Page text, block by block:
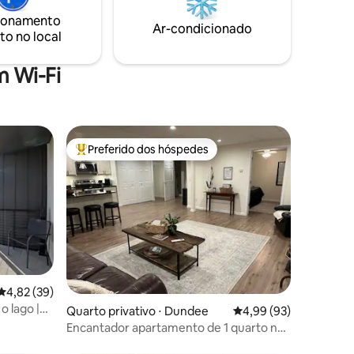
cabo.
relaxar, recarregar as energias e criar
memórias inesquecíveis em um
no local
Ar-condicionado
Wi-Fi
de uma avaliação média de 5, 39 avaliações
4,82 (39)
lago |
Entre os melhores preferidos dos hóspedes
Preferido dos hóspedes
Quarto privativo ⋅ Dundee 4,99 de uma
4,99 (93)
Encantador apartamento de 1 quarto no